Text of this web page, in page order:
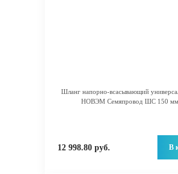
Шланг напорно-всасывающий
НОВЭМ Семяпровод ШС 150
12 998.80 руб. В